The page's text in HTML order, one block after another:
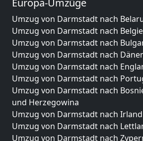
Umzug von Darmstadt nach
Umzug von Darmstadt nach
Umzug von Darmstadt nach
Umzug von Darmstadt nach
Umzug von Darmstadt nach
Umzug von Darmstadt nach
Umzug von Darmstadt nach
und Herzegowina
Umzug von Darmstadt nach Irland
Umzug von Darmstadt nach
Umzug von Darmstadt nach